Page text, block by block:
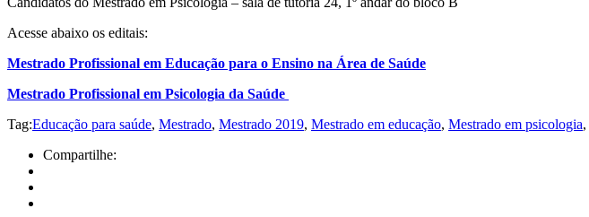
Acesse abaixo os editais:
Mestrado Profissional em Educação para o Ensino na Área de Saúde
Mestrado Profissional em Psicologia da Saúde
Tag:Educação para saúde, Mestrado, Mestrado 2019, Mestrado em educação, Mestrado em psicologia,
Compartilhe: